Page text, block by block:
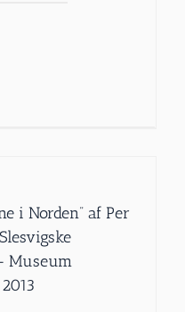
i Norden” af Per
Museum